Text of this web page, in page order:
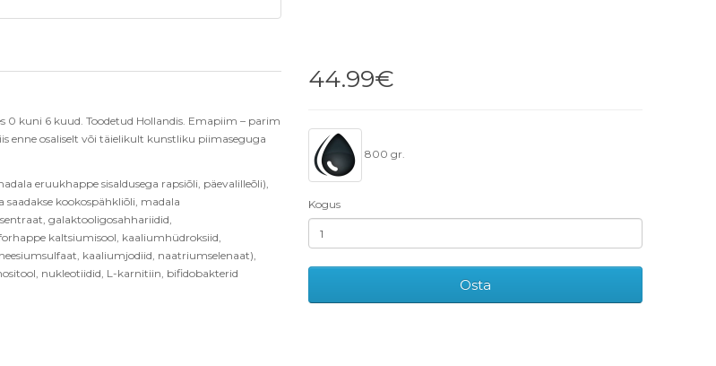
kuni 6 kuud. Toodetud Hollandis. Emapiim – parim
enne osaliselt või täielikult kunstliku piimaseguga
eruukhappe sisaldusega rapsiõli, päevalilleõli),
kookospähkliõli, madala
galaktooligosahhariidid,
kaltsiumisool, kaaliumhüdroksiid,
kaaliumjodiid, naatriumselenaat),
nukleotiidid, L-karnitiin, bifidobakterid
44.99€
800 gr.
Kogus
Osta